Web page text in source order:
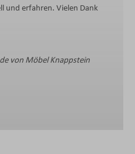
Mitarbeiterin
13.04.2026